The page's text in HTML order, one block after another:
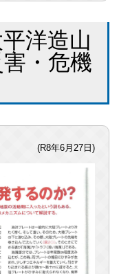
洋造山
・危機
(R8年6月27日)